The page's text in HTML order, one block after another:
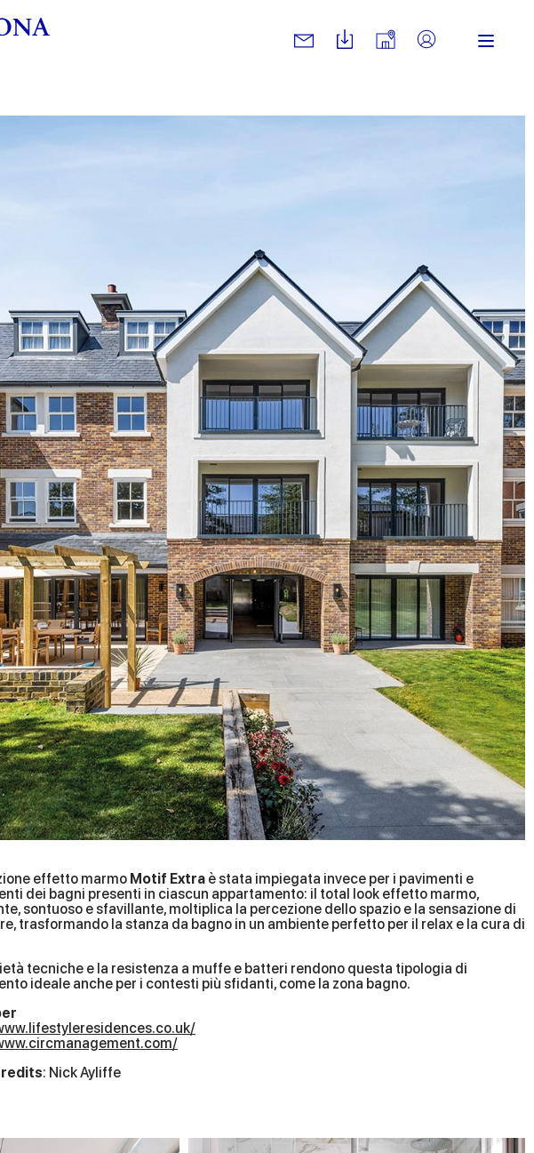
effetto marmo Motif Extra è stata impiegata invece per i pavimenti e
dei bagni presenti in ciascun appartamento: il total look effetto marmo,
sontuoso e sfavillante, moltiplica la percezione dello spazio e la sensazione di
trasformando la stanza da bagno in un ambiente perfetto per il relax e la cura di
tecniche e la resistenza a muffe e batteri rendono questa tipologia di
ideale anche per i contesti più sfidanti, come la zona bagno.
: Nick Ayliffe